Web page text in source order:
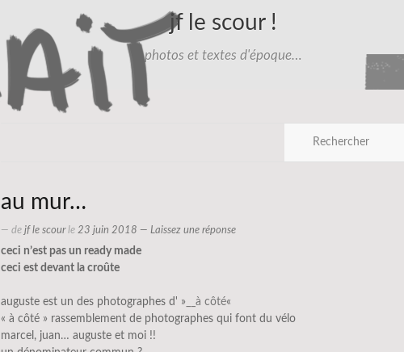
jf le scour !
photos et textes d'époque…
au mur…
— de jf le scourle 23 juin 2018 — Laissez une réponse
ceci n’est pas un ready made
ceci est devant la croûte
auguste est un des photographes d' » __à côté«
« à côté » rassemblement de photographes qui font du vélo
marcel, juan… auguste et moi !!